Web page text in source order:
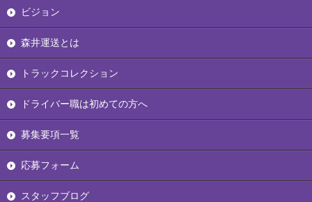
ビジョン
森井運送とは
トラックコレクション
ドライバー職は初めての方へ
募集要項一覧
応募フォーム
スタッフブログ